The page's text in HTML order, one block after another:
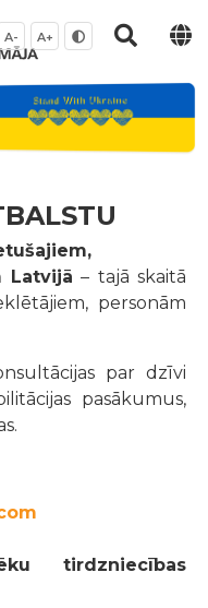
A- A+
Latvijā – tajā skaitā
personām
par dzīvi
pasākumus,
tirdzniecības